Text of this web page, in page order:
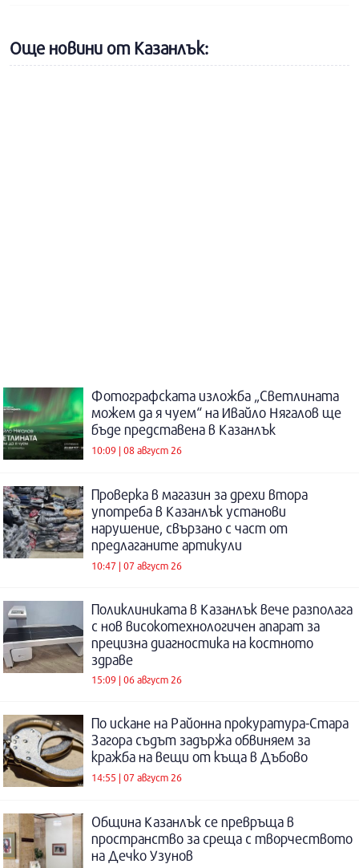
Още новини от Казанлък:
Фотографската изложба „Светлината
можем да я чуем“ на Ивайло Нягалов ще
бъде представена в Казанлък
10:09 | 08 август 26
Проверка в магазин за дрехи втора
употреба в Казанлък установи
нарушение, свързано с част от
предлаганите артикули
10:47 | 07 август 26
Поликлиниката в Казанлък вече разполага
с нов високотехнологичен апарат за
прецизна диагностика на костното
здраве
15:09 | 06 август 26
По искане на Районна прокуратура-Стара
Загора съдът задържа обвиняем за
кражба на вещи от къща в Дъбово
14:55 | 07 август 26
Община Казанлък се превръща в
пространство за среща с творчеството
на Дечко Узунов